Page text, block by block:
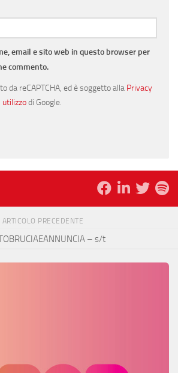
email e sito web in questo browser per
commento.
da reCAPTCHA, ed è soggetto alla Privacy
utilizzodi Google.
ARTICOLO PRECEDENTE
– s/t